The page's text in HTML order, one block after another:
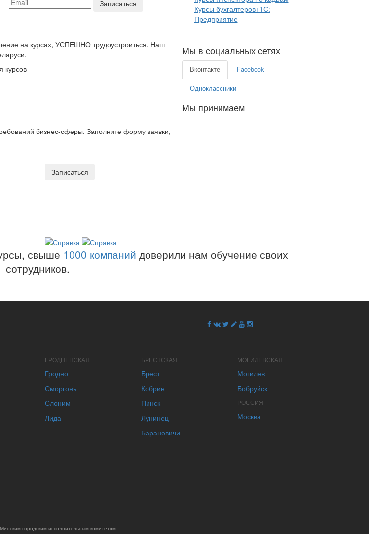
на курсах, УСПЕШНО трудоустроиться. Наш
курсов
бизнес-сферы. Заполните форму заявки,
Курсы бухгалтеров+1С:
Предприятие
Мы в социальных сетях
Вконтакте Facebook
Одноклассники
Мы принимаем
свыше 1000 компаний доверили нам обучение своих
сотрудников.
ГРОДНЕНСКАЯ
Гродно
Сморгонь
Слоним
Лида
БРЕСТСКАЯ
Брест
Кобрин
Пинск
Лунинец
Барановичи
МОГИЛЕВСКАЯ
Могилев
Бобруйск
РОССИЯ
Москва
городским исполнительным комитетом.